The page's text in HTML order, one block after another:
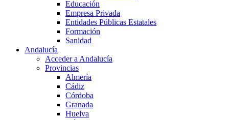
Educación
Empresa Privada
Entidades Públicas Estatales
Formación
Sanidad
Andalucía
Acceder a Andalucía
Provincias
Almería
Cádiz
Córdoba
Granada
Huelva